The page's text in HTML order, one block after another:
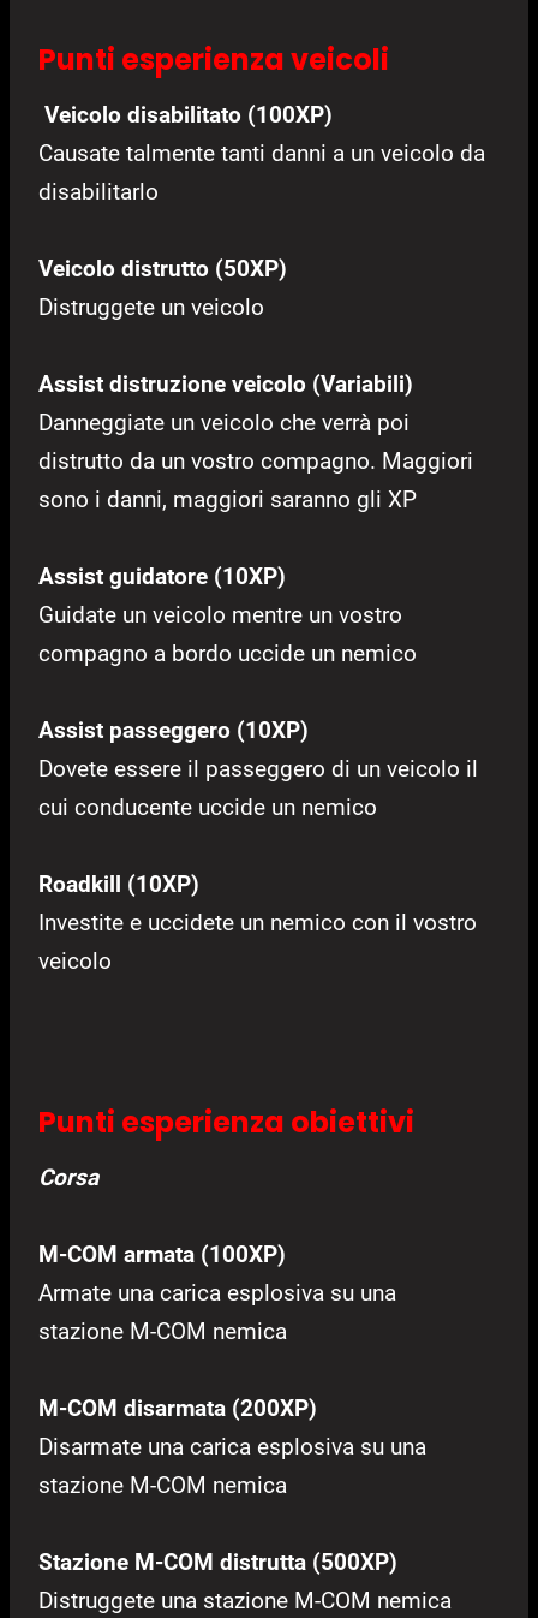
Punti esperienza veicoli
Veicolo disabilitato (100XP)
Causate talmente tanti danni a un veicolo da
disabilitarlo
Veicolo distrutto (50XP)
Distruggete un veicolo
Assist distruzione veicolo (Variabili)
Danneggiate un veicolo che verrà poi
distrutto da un vostro compagno. Maggiori
sono i danni, maggiori saranno gli XP
Assist guidatore (10XP)
Guidate un veicolo mentre un vostro
compagno a bordo uccide un nemico
Assist passeggero (10XP)
Dovete essere il passeggero di un veicolo il
cui conducente uccide un nemico
Roadkill (10XP)
Investite e uccidete un nemico con il vostro
veicolo
Punti esperienza obiettivi
Corsa
M-COM armata (100XP)
Armate una carica esplosiva su una
stazione M-COM nemica
M-COM disarmata (200XP)
Disarmate una carica esplosiva su una
stazione M-COM nemica
Stazione M-COM distrutta (500XP)
Distruggete una stazione M-COM nemica